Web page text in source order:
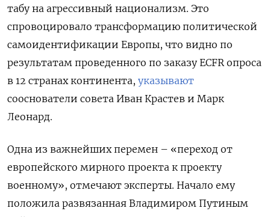
табу на агрессивный национализм. Это
спровоцировало трансформацию политической
самоидентификации Европы, что видно по
результатам проведенного по заказу ECFR опроса
в 12 странах континента, указывают
сооснователи совета Иван Крастев и Марк
Леонард.
Одна из важнейших перемен – «переход от
европейского мирного проекта к проекту
военному», отмечают эксперты. Начало ему
положила развязанная Владимиром Путиным